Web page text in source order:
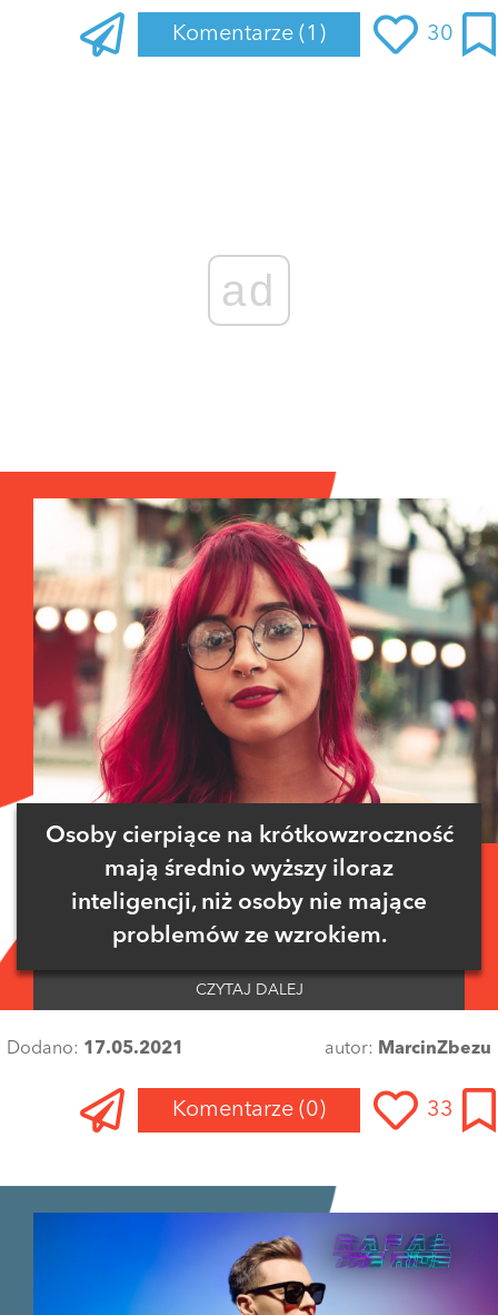
Komentarze (1) 30
ad
Osoby cierpiące na krótkowzroczność
mają średnio wyższy iloraz
inteligencji, niż osoby nie mające
problemów ze wzrokiem.
CZYTAJ DALEJ
Dodano: 17.05.2021 autor: MarcinZbezu
Komentarze (0) 33